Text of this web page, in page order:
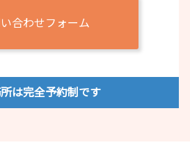
合わせフォーム
は完全予約制です